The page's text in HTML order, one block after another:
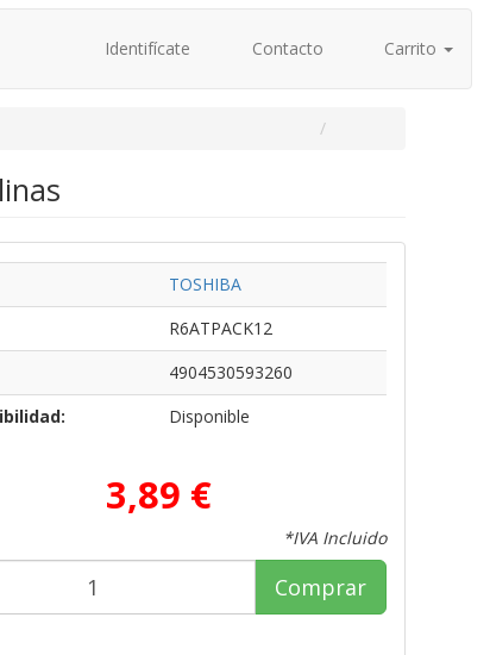
Identifícate Contacto Carrito
TOSHIBA
R6ATPACK12
4904530593260
Disponible
3,89 €
*IVA Incluido
Comprar